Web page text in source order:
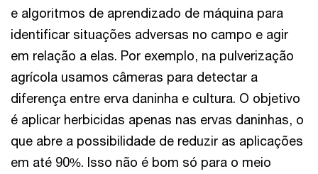
e algoritmos de aprendizado de máquina para
identificar situações adversas no campo e agir
em relação a elas. Por exemplo, na pulverização
agrícola usamos câmeras para detectar a
diferença entre erva daninha e cultura. O objetivo
é aplicar herbicidas apenas nas ervas daninhas, o
que abre a possibilidade de reduzir as aplicações
em até 90%. Isso não é bom só para o meio